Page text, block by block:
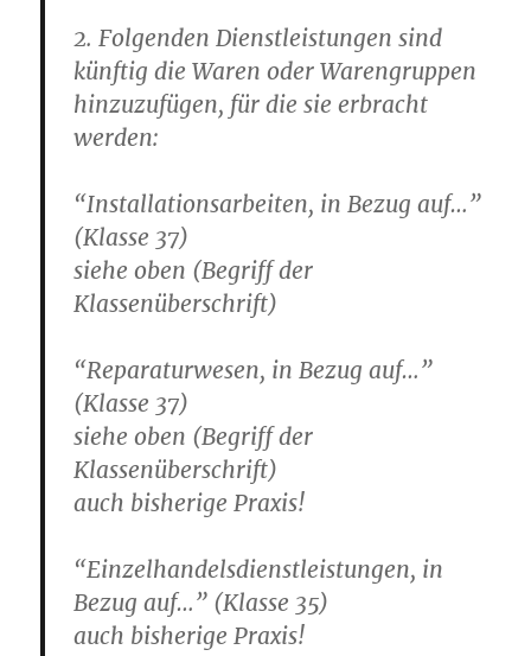
2. Folgenden Dienstleistungen sind
künftig die Waren oder Warengruppen
hinzuzufügen, für die sie erbracht
werden:
“Installationsarbeiten, in Bezug auf…”
(Klasse 37)
siehe oben (Begriff der
Klassenüberschrift)
“Reparaturwesen, in Bezug auf…”
(Klasse 37)
siehe oben (Begriff der
Klassenüberschrift)
auch bisherige Praxis!
“Einzelhandelsdienstleistungen, in
Bezug auf…” (Klasse 35)
auch bisherige Praxis!